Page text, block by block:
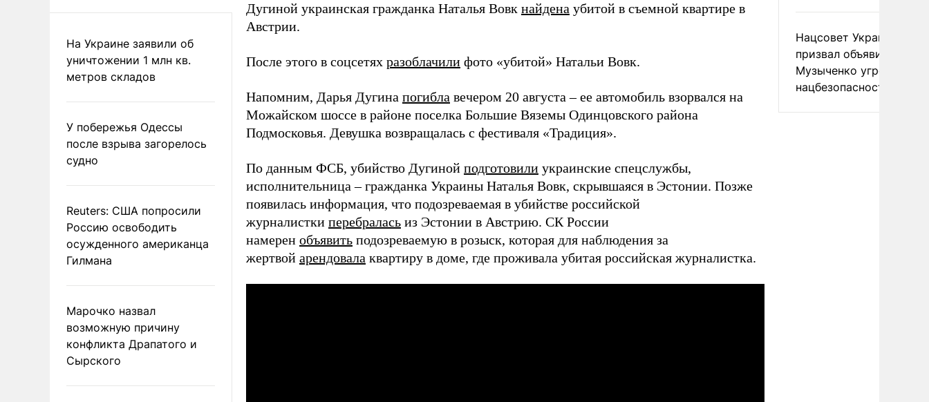
На Украине заявили об
уничтожении 1 млн кв.
метров складов
У побережья Одессы
после взрыва загорелось
судно
Reuters: США попросили
Россию освободить
осужденного американца
Гилмана
Марочко назвал
возможную причину
конфликта Драпатого и
Сырского
Дугиной украинская гражданка Наталья Вовк найдена убитой в съемной квартире в
Австрии.
После этого в соцсетях разоблачили фото «убитой» Натальи Вовк.
Напомним, Дарья Дугина погибла вечером 20 августа – ее автомобиль взорвался на
Можайском шоссе в районе поселка Большие Вяземы Одинцовского района
Подмосковья. Девушка возвращалась с фестиваля «Традиция».
По данным ФСБ, убийство Дугиной подготовили украинские спецслужбы,
исполнительница – гражданка Украины Наталья Вовк, скрывшаяся в Эстонии. Позже
появилась информация, что подозреваемая в убийстве российской
журналистки перебралась из Эстонии в Австрию. СК России
намерен объявить подозреваемую в розыск, которая для наблюдения за
жертвой арендовала квартиру в доме, где проживала убитая российская журналистка.
Нацсовет Украины по
призвал объявить
Музыченко угрозой
нацбезопасности